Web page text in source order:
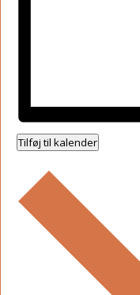
Tilføj til kalender